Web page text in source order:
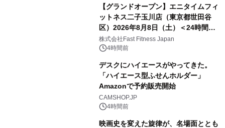
【グランドオープン】エニタイムフィ
ットネス二子玉川店（東京都世田谷
区）2026年8月8日（土）＜24時間年
中無休のフィットネスジム＞
株式会社Fast Fitness Japan
4時間前
デスクにハイエースがやってきた。
「ハイエース型ふせんホルダー」
Amazonで予約販売開始
CAMSHOP.JP
4時間前
映画史を変えた旋律が、名場面ととも